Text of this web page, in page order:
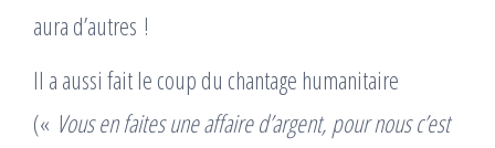
aura d’autres !
Il a aussi fait le coup du chantage humanitaire
(« Vous en faites une affaire d’argent, pour nous c’est